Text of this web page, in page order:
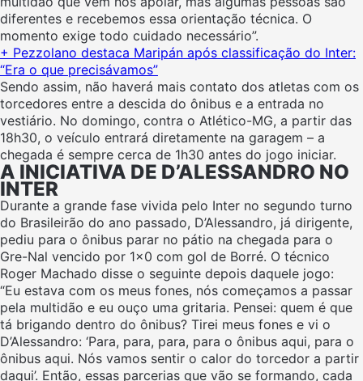
diferentes e recebemos essa orientação técnica. O
momento exige todo cuidado necessário”.
+ Pezzolano destaca Maripán após classificação do Inter:
“Era o que precisávamos”
Sendo assim, não haverá mais contato dos atletas com os
torcedores entre a descida do ônibus e a entrada no
vestiário. No domingo, contra o Atlético-MG, a partir das
18h30, o veículo entrará diretamente na garagem – a
chegada é sempre cerca de 1h30 antes do jogo iniciar.
A INICIATIVA DE D’ALESSANDRO NO
INTER
Durante a grande fase vivida pelo Inter no segundo turno
do Brasileirão do ano passado, D’Alessandro, já dirigente,
pediu para o ônibus parar no pátio na chegada para o
Gre-Nal vencido por 1×0 com gol de Borré. O técnico
Roger Machado disse o seguinte depois daquele jogo:
“Eu estava com os meus fones, nós começamos a passar
pela multidão e eu ouço uma gritaria. Pensei: quem é que
tá brigando dentro do ônibus? Tirei meus fones e vi o
D’Alessandro: ‘Para, para, para, para o ônibus aqui, para o
ônibus aqui. Nós vamos sentir o calor do torcedor a partir
daqui’. Então, essas parcerias que vão se formando, cada